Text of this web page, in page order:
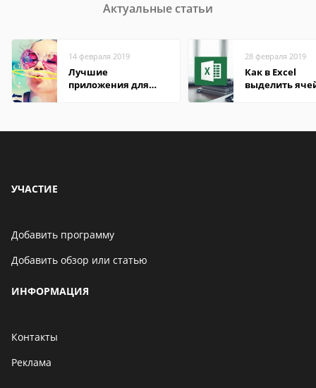
Актуальные статьи
14 февраля 2019
Лучшие
приложения для
28 февраля 2019
Как в Excel
выделить
методы
УЧАСТИЕ
Добавить программу
Добавить обзор или статью
ИНФОРМАЦИЯ
Контакты
Реклама